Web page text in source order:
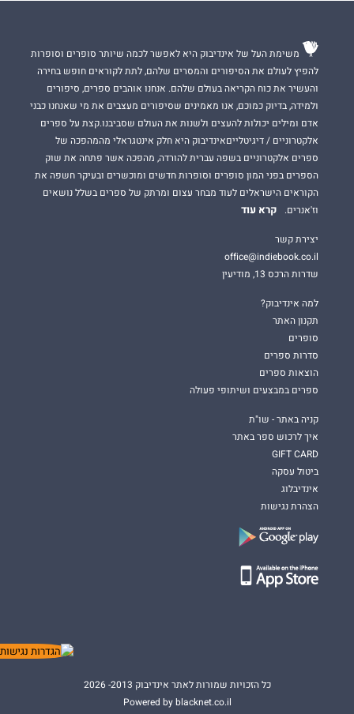
משימת העל של אינדיבוק היא לאפשר לכמה שיותר סופרים וסופרות
להפיץ לעולם את הסיפורים והמסרים שלהם, לתת לקוראים חופש בחירה
והעשיר את כוח הקריאה בעולם שלהם. אנחנו אוהבים ספרים, סיפורים
ולמידה, בדיוק כמוכם, אנו מאמינים שסיפורים מעצבים את מי שאנחנו כבני
אדם ומילים יכולות להעצים ולשנות את העולם שסביבנו.קצת על ספרים
אלקטרוניים / דיגיטלייםאינדיבוק היא חלק אינטגראלי מהמהפכה של
ספרים אלקטרוניים בשפה עברית להורדה, מהפכה אשר פתחה את שוק
הספרים בפני המון סופרים וסופרות חדשים ומוכשרים ובעיקר חשפה את
הקוראים הישראלים לעוד מבחר עצום ומרתק של ספרים בשלל נושאים
וז'אנרים.
קרא עוד
יצירת קשר
office@indiebook.co.il
שדרות הרכס 13, מודיעין
למה אינדיבוק?
תקנון האתר
סופרים
סדרות ספרים
הוצאות ספרים
ספרים במבצעים ושיתופי פעולה
קניה באתר - שו"ת
איך לרכוש ספר באתר
GIFT CARD
ביטול עסקה
אינדיבלוג
הצהרת נגישות
כל הזכויות שמורות לאתר אינדיבוק 2013- 2026
Powered by blacknet.co.il